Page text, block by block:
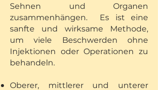
Sehnen und Organen
zusammenhängen. Es ist eine
sanfte und wirksame Methode,
um viele Beschwerden ohne
Injektionen oder Operationen zu
behandeln.
Oberer, mittlerer und unterer